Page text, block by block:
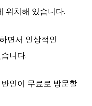
위치해 있습니다.
면서 인상적인
니다.
인이 무료로 방문할